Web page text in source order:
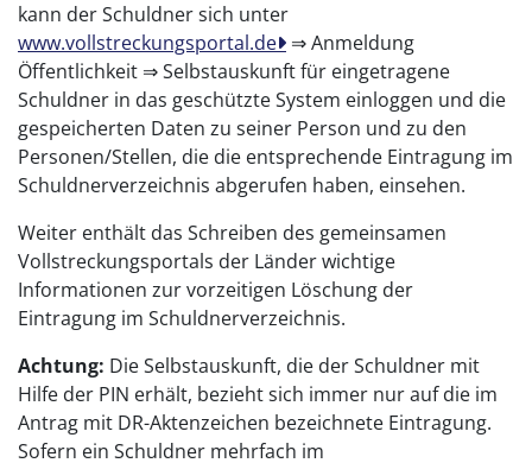
kann der Schuldner sich unter
www.vollstreckungsportal.de ⇒ Anmeldung
Öffentlichkeit ⇒ Selbstauskunft für eingetragene
Schuldner in das geschützte System einloggen und die
gespeicherten Daten zu seiner Person und zu den
Personen/Stellen, die die entsprechende Eintragung im
Schuldnerverzeichnis abgerufen haben, einsehen.
Weiter enthält das Schreiben des gemeinsamen
Vollstreckungsportals der Länder wichtige
Informationen zur vorzeitigen Löschung der
Eintragung im Schuldnerverzeichnis.
Achtung: Die Selbstauskunft, die der Schuldner mit
Hilfe der PIN erhält, bezieht sich immer nur auf die im
Antrag mit DR-Aktenzeichen bezeichnete Eintragung.
Sofern ein Schuldner mehrfach im